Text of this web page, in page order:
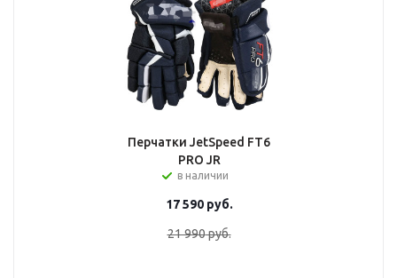
Перчатки JetSpeed FT6
PRO JR
в наличии
17 590руб.
21 990руб.